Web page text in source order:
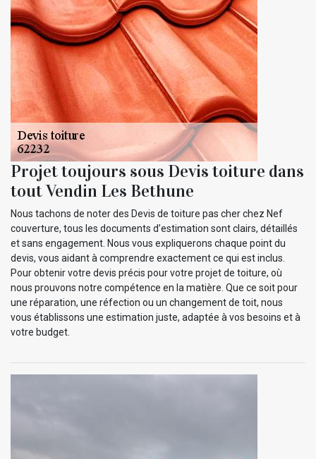
Projet toujours sous Devis toiture dans
tout Vendin Les Bethune
Nous tachons de noter des Devis de toiture pas cher chez Nef
couverture, tous les documents d’estimation sont clairs, détaillés
et sans engagement. Nous vous expliquerons chaque point du
devis, vous aidant à comprendre exactement ce qui est inclus.
Pour obtenir votre devis précis pour votre projet de toiture, où
nous prouvons notre compétence en la matière. Que ce soit pour
une réparation, une réfection ou un changement de toit, nous
vous établissons une estimation juste, adaptée à vos besoins et à
votre budget.